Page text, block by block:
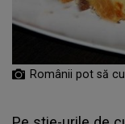
Românii pot să